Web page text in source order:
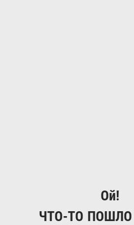
Ой!
ЧТО-ТО ПОШЛО